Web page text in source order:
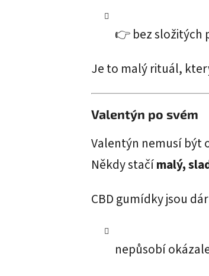
👉 bez složitých
Je to malý rituál,
Valentýn po svém
Valentýn nemusí být
Někdy stačímalý,
CBD gumídky jsou
nepůsobí